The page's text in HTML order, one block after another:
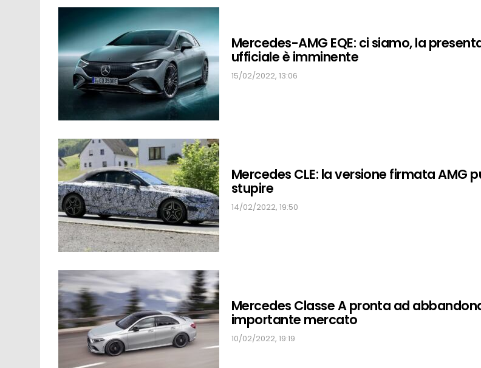
Mercedes-AMG EQE: ci siamo, la
ufficiale è imminente
15/02/2022, 13:06
Mercedes CLE: la versione firmata AMG
stupire
14/02/2022, 19:50
Mercedes Classe A pronta ad
importante mercato
10/02/2022, 19:19